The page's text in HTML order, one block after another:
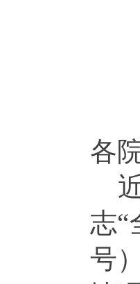
各
志“
号